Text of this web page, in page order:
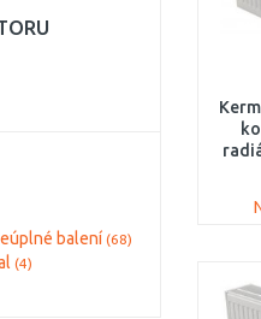
balení (68)
(4)